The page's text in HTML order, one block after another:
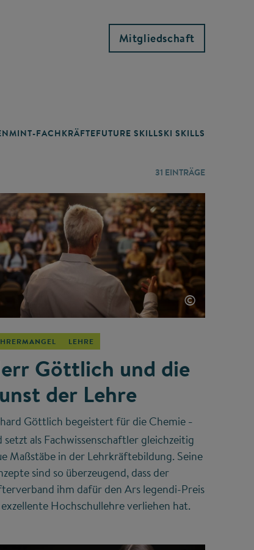
Mitgliedschaft
MINT-FACHKRÄFTEFUTURE SKILLSKI SKILLS
31 EINTRÄGE
©
LEHRE
Göttlich und die
der Lehre
Göttlich begeistert für die Chemie –
setzt als Fachwissenschaftler gleichzeitig
Maßstäbe in der Lehrkräftebildung. Seine
sind so überzeugend, dass der
ihm dafür den Ars legendi-Preis
Hochschullehre verliehen hat.